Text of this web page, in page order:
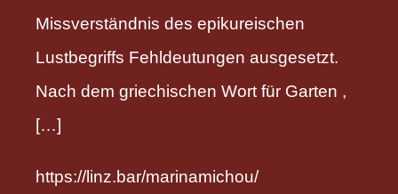
Missverständnis des epikureischen
Lustbegriffs Fehldeutungen ausgesetzt.
Nach dem griechischen Wort für Garten ,
[…]
https://linz.bar/marinamichou/